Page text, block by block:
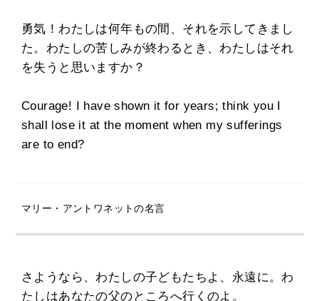
勇気！わたしは何年もの間、それを示してきまし
た。わたしの苦しみが終わるとき、わたしはそれ
を失うと思いますか？
Courage! I have shown it for years; think you I
shall lose it at the moment when my sufferings
are to end?
マリー・アントワネットの名言
さようなら、わたしの子どもたちよ、永遠に。わ
たしはあなたの父のところへ行くのよ。